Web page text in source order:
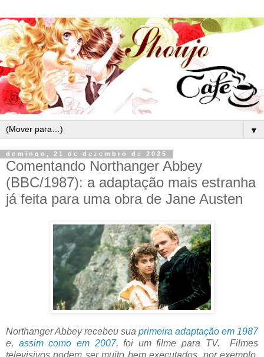
▼
domingo, 21 de dezembro de 2025
Comentando Northanger Abbey
(BBC/1987): a adaptação mais estranha
já feita para uma obra de Jane Austen
Northanger Abbey recebeu sua primeira adaptação em 1987
e, assim como em 2007, foi um filme para TV. Filmes
televisivos podem ser muito bem executados, por exemplo,